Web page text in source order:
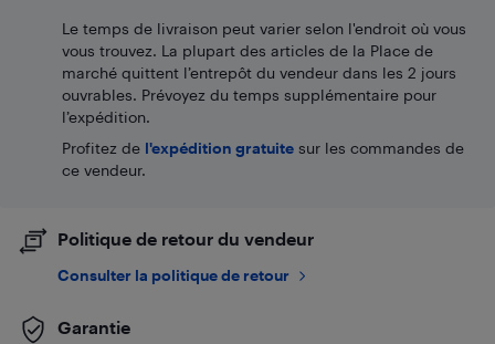
Le temps de livraison peut varier selon l'endroit où vous
vous trouvez. La plupart des articles de la Place de
marché quittent l’entrepôt du vendeur dans les 2 jours
ouvrables. Prévoyez du temps supplémentaire pour
l’expédition.
Profitez de l'expédition gratuite sur les commandes de
ce vendeur.
Politique de retour du vendeur
Consulter la politique de retour
Garantie